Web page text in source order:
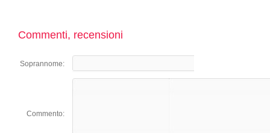
Commenti, recensioni
Soprannome:
Commento: